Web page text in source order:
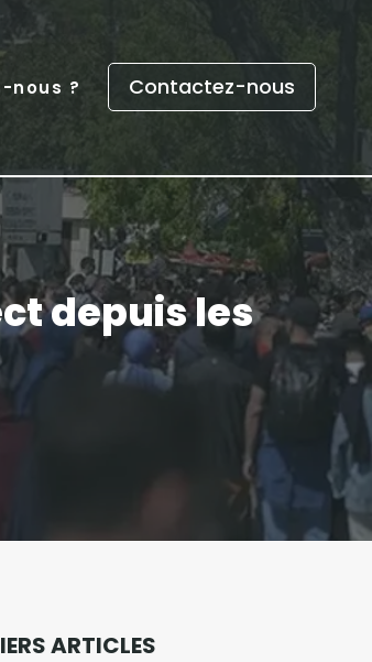
nous ? Contactez-nous
depuis les
ARTICLES